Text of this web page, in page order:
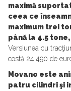
maximă
ceea ce
maximum trei
până la 4.5
Versiunea cu
costă 24.490 de
Movano este
patru cilindri şi